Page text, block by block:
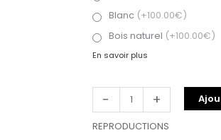
Blanc (+100.00€)
Bois naturel (+100.00€)
En savoir plus
- +
REPRODUCTIONS